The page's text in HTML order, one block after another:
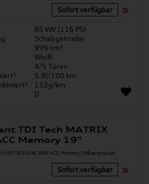
Sofort verfügbar
85 kW (116 PS)
Schaltgetriebe
999 cm³
Weiß
4/5 Türen
5.8l/100 km
132g/km
D
TDI Tech MATRIX
Memory 19"
Sofort verfügbar